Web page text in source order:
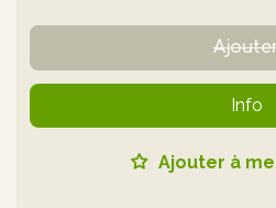
Info
Ajouter à